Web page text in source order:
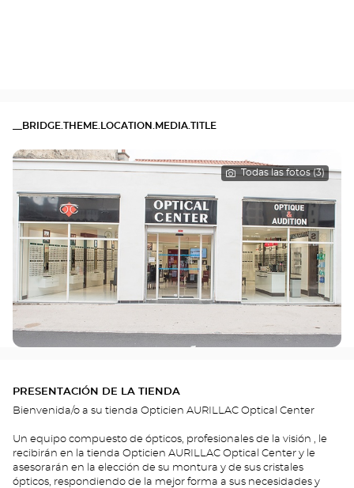
__BRIDGE.THEME.LOCATION.MEDIA.TITLE
Todas las fotos (3)
PRESENTACIÓN DE LA TIENDA
Bienvenida/o a su tienda Opticien AURILLAC Optical Center
Un equipo compuesto de ópticos, profesionales de la visión , le
recibirán en la tienda Opticien AURILLAC Optical Center y le
asesorarán en la elección de su montura y de sus cristales
ópticos, respondiendo de la mejor forma a sus necesidades y